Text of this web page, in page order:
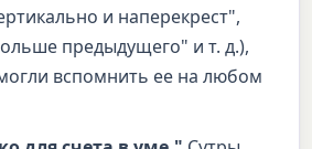
и наперекрест",
предыдущего" и т. д.),
вспомнить ее на любом